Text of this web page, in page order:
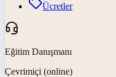
Ücretler
Eğitim Danışmanı
Çevrimiçi (online)